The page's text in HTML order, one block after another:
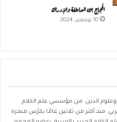
الحِجاج بين العاطفة والإدراك
10 نوفمبر، 2024
الدين. من مؤسسي علم الكلام
منذ أكثر من ثلاثين عامًا يكرّس منجزه